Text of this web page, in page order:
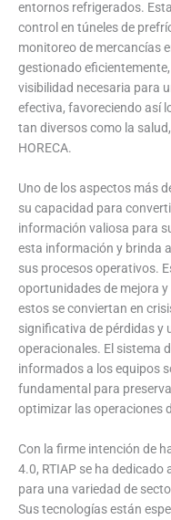
entornos refrigerados.
control en túneles de
monitoreo de mercancías
gestionado
visibilidad necesaria para
efectiva, favoreciendo así
tan diversos como la
HORECA.
Uno de los aspectos más
su capacidad para
información valiosa para
esta información y brinda
sus procesos operativos.
oportunidades de mejora
estos se conviertan en
significativa de pérdidas y
operacionales. El sistema
informados a los equipos
fundamental para
optimizar las operaciones
Con la firme intención de
4.0, RTIAP se ha
para una variedad de
Sus tecnologías están